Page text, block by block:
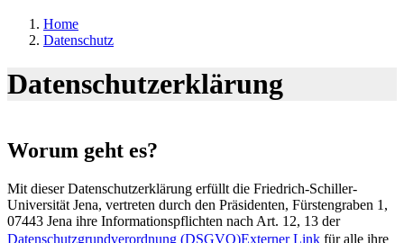
Home
Datenschutz
Datenschutzerklärung
Worum geht es?
Mit dieser Datenschutzerklärung erfüllt die Friedrich-Schiller-
Universität Jena, vertreten durch den Präsidenten, Fürstengraben 1,
07443 Jena ihre Informationspflichten nach Art. 12, 13 der
Datenschutzgrundverordnung (DSGVO)Externer Link für alle ihre